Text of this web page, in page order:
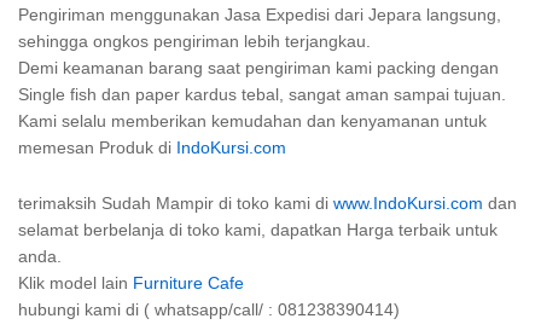
Pengiriman menggunakan Jasa Expedisi dari Jepara langsung,
sehingga ongkos pengiriman lebih terjangkau.
Demi keamanan barang saat pengiriman kami packing dengan
Single fish dan paper kardus tebal, sangat aman sampai tujuan.
Kami selalu memberikan kemudahan dan kenyamanan untuk
memesan Produk di IndoKursi.com
terimaksih Sudah Mampir di toko kami di www.IndoKursi.com dan
selamat berbelanja di toko kami, dapatkan Harga terbaik untuk
anda.
Klik model lain Furniture Cafe
hubungi kami di ( whatsapp/call/ : 081238390414)